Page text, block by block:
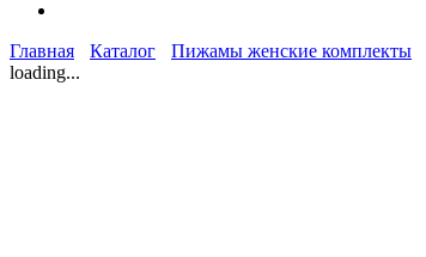
Главная Каталог Пижамы женские комплекты
loading...